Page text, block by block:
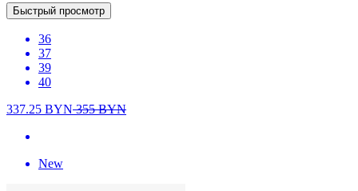
Быстрый просмотр
36
37
39
40
337.25 BYN355BYN
New